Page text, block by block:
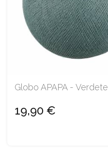
Globo APAPA - Verdete
19,90 €